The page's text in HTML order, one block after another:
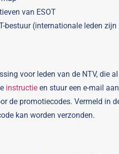
van ESOT
bestuur (internationale leden
voor leden van de NTV, die
instructie en stuur een e-mail aan
de promotiecodes. Vermeld in
kan worden verzonden.